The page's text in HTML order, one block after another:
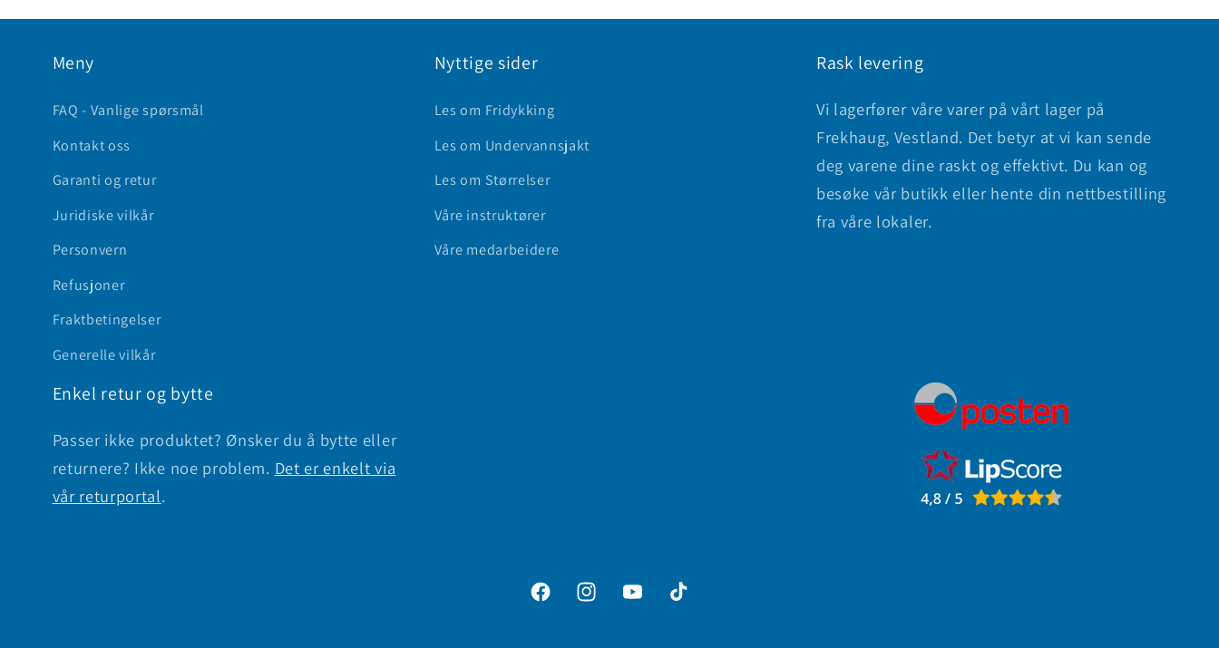
Meny
FAQ - Vanlige spørsmål
Kontakt oss
Garanti og retur
Juridiske vilkår
Personvern
Refusjoner
Fraktbetingelser
Generelle vilkår
Nyttige sider
Les om Fridykking
Les om Undervannsjakt
Les om Størrelser
Våre instruktører
Våre medarbeidere
Rask levering
Vi lagerfører våre varer på vårt lager på
Frekhaug, Vestland. Det betyr at vi kan sende
deg varene dine raskt og effektivt. Du kan og
besøke vår butikk eller hente din nettbestilling
fra våre lokaler.
Enkel retur og bytte
Passer ikke produktet? Ønsker du å bytte eller
returnere? Ikke noe problem. Det er enkelt via
vår returportal.
FacebookInstagramYouTubeTikTok